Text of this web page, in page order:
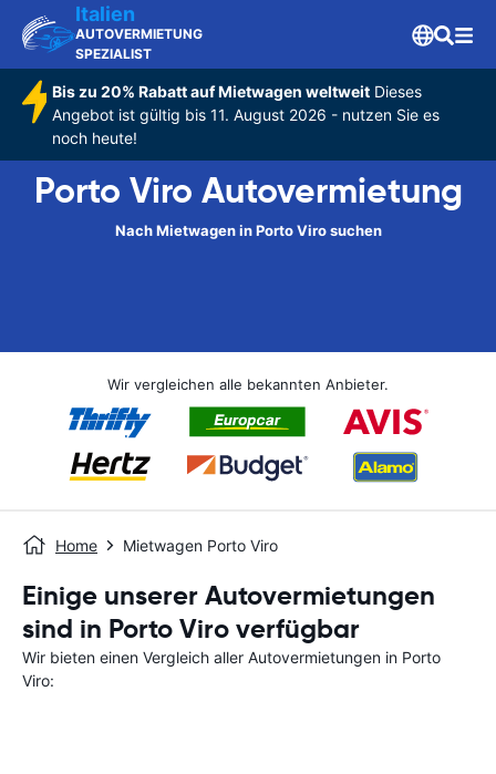
Italien
AUTOVERMIETUNG
SPEZIALIST
Bis zu 20% Rabatt auf Mietwagen weltweitDieses
Angebot ist gültig bis 11. August 2026 - nutzen Sie es
noch heute!
Porto Viro Autovermietung
Nach Mietwagen in Porto Viro suchen
Wir vergleichen alle bekannten Anbieter.
Home Mietwagen Porto Viro
Einige unserer Autovermietungen
sind in Porto Viro verfügbar
Wir bieten einen Vergleich aller Autovermietungen in Porto
Viro: